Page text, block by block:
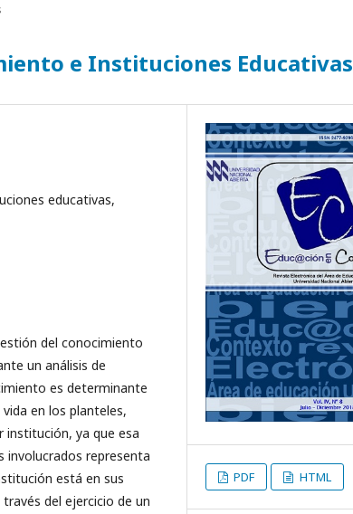
e Instituciones Educativas
educativas,
del conocimiento
un análisis de
es determinante
en los planteles,
institución, ya que esa
involucrados representa
está en sus
del ejercicio de un
PDF HTML